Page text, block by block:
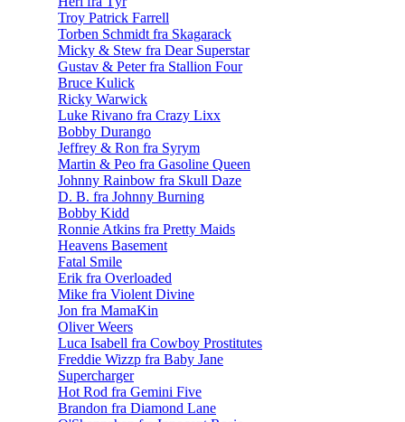
Troy Patrick Farrell
Torben Schmidt fra Skagarack
Micky & Stew fra Dear Superstar
Gustav & Peter fra Stallion Four
Bruce Kulick
Ricky Warwick
Luke Rivano fra Crazy Lixx
Bobby Durango
Jeffrey & Ron fra Syrym
Martin & Peo fra Gasoline Queen
Johnny Rainbow fra Skull Daze
D. B. fra Johnny Burning
Bobby Kidd
Ronnie Atkins fra Pretty Maids
Heavens Basement
Fatal Smile
Erik fra Overloaded
Mike fra Violent Divine
Jon fra MamaKin
Oliver Weers
Luca Isabell fra Cowboy Prostitutes
Freddie Wizzp fra Baby Jane
Supercharger
Hot Rod fra Gemini Five
Brandon fra Diamond Lane